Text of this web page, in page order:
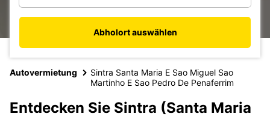
Abholort auswählen
Autovermietung
Sintra Santa Maria E Sao Miguel Sao
Martinho E Sao Pedro De Penaferrim
Entdecken Sie Sintra (Santa Maria